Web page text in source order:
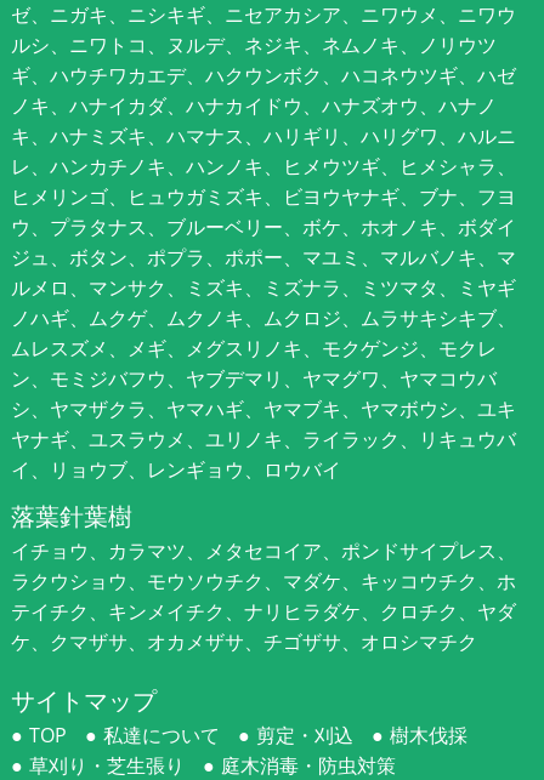
ゼ、ニガキ、ニシキギ、ニセアカシア、ニワウメ、ニワウ
ルシ、ニワトコ、ヌルデ、ネジキ、ネムノキ、ノリウツ
ギ、ハウチワカエデ、ハクウンボク、ハコネウツギ、ハゼ
ノキ、ハナイカダ、ハナカイドウ、ハナズオウ、ハナノ
キ、ハナミズキ、ハマナス、ハリギリ、ハリグワ、ハルニ
レ、ハンカチノキ、ハンノキ、ヒメウツギ、ヒメシャラ、
ヒメリンゴ、ヒュウガミズキ、ビヨウヤナギ、ブナ、フヨ
ウ、プラタナス、ブルーベリー、ボケ、ホオノキ、ボダイ
ジュ、ボタン、ポプラ、ポポー、マユミ、マルバノキ、マ
ルメロ、マンサク、ミズキ、ミズナラ、ミツマタ、ミヤギ
ノハギ、ムクゲ、ムクノキ、ムクロジ、ムラサキシキブ、
ムレスズメ、メギ、メグスリノキ、モクゲンジ、モクレ
ン、モミジバフウ、ヤブデマリ、ヤマグワ、ヤマコウバ
シ、ヤマザクラ、ヤマハギ、ヤマブキ、ヤマボウシ、ユキ
ヤナギ、ユスラウメ、ユリノキ、ライラック、リキュウバ
イ、リョウブ、レンギョウ、ロウバイ
落葉針葉樹
イチョウ、カラマツ、メタセコイア、ポンドサイプレス、
ラクウショウ、モウソウチク、マダケ、キッコウチク、ホ
テイチク、キンメイチク、ナリヒラダケ、クロチク、ヤダ
ケ、クマザサ、オカメザサ、チゴザサ、オロシマチク
サイトマップ
TOP 私達について 剪定・刈込
樹木伐採
草刈り・芝生張り
庭木消毒・防虫対策